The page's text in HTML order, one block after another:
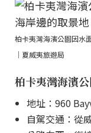
柏卡夷灣海濱公園因水
｜夏威夷旅遊局
柏卡夷灣海濱
地址：960
自駕交通：從